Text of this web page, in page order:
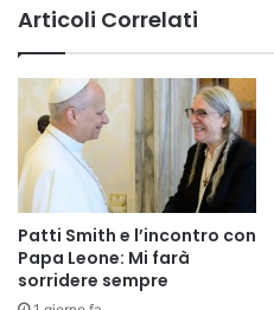
Articoli Correlati
Patti Smith e l’incontro con
Papa Leone: Mi farà
sorridere sempre